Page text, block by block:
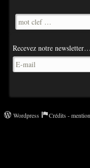
Recevez notre newsletter…
Wordpress Crédits -